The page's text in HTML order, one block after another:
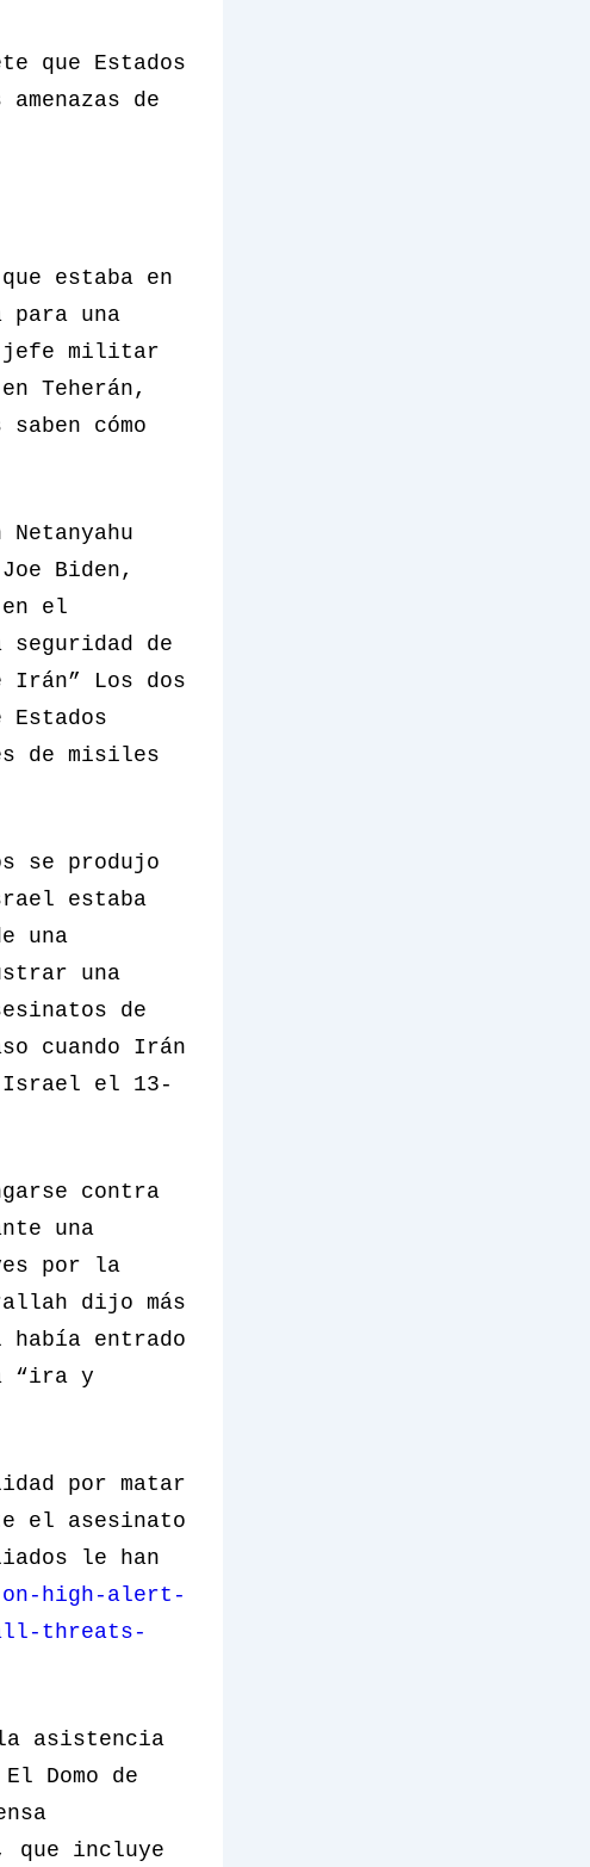
que Estados
de
estaba en
para una
jefe militar
Teherán,
cómo
Biden,
el
seguridad de
Irán” Los dos
de misiles
se produjo
estaba
una
una
de
cuando Irán
Israel el 13-
contra
una
por la
dijo más
entrado
“ira y
por matar
el asesinato
le han
high-alert-
threats-
asistencia
Domo de
que incluye